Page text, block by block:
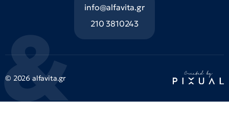
info@alfavita.gr
210 3810243
© 2026 alfavita.gr